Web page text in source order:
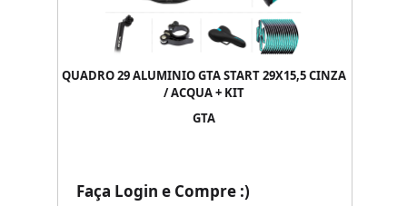
QUADRO 29 ALUMINIO GTA START 29X15,5 CINZA
/ ACQUA + KIT
GTA
Faça Login e Compre :)